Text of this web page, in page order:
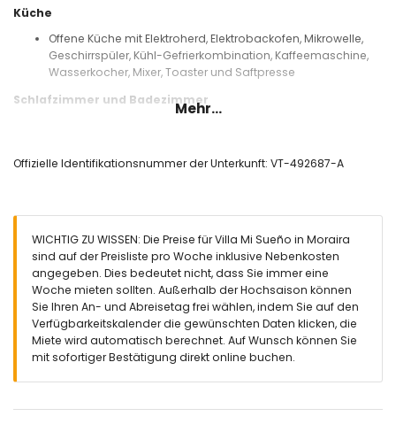
Küche
Offene Küche mit Elektroherd, Elektrobackofen, Mikrowelle,
Geschirrspüler, Kühl-Gefrierkombination, Kaffeemaschine,
Wasserkocher, Mixer, Toaster und Saftpresse
Schlafzimmer und Badezimmer
En-suite-Badezimmer
Badezimmer mit Einzelwaschbecken, Dusche, WC und
Haartrockner
Außenbereich der Villa
Eingezäuntes Grundstück
Privater Pool, Maße 6m x 4m und 1,7m tief
Garten mit Kies, Bäumen und Gartenmöbeln mit
Sonnenliegen
2 Terrassen
Sitzecke und Essbereich im Freien
Mehr...
Offizielle Identifikationsnummer der Unterkunft: VT-492687-A
WICHTIG ZU WISSEN: Die Preise für Villa Mi Sueño in Moraira
sind auf der Preisliste pro Woche inklusive Nebenkosten
angegeben. Dies bedeutet nicht, dass Sie immer eine
Woche mieten sollten. Außerhalb der Hochsaison können
Sie Ihren An- und Abreisetag frei wählen, indem Sie auf den
Verfügbarkeitskalender die gewünschten Daten klicken, die
Miete wird automatisch berechnet. Auf Wunsch können Sie
mit sofortiger Bestätigung direkt online buchen.